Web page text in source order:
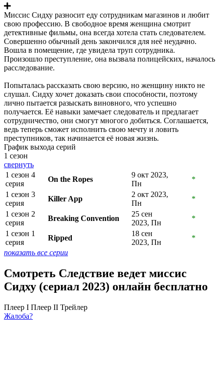
Миссис Сидху разносит еду сотрудникам магазинов и любит
свою профессию. В свободное время женщина смотрит
детективные фильмы, она всегда хотела стать следователем.
Совершенно обычный день закончился для неё неудачно.
Вошла в помещение, где увидела труп сотрудника.
Произошло преступление, она вызвала полицейских, началось
расследование.
Попыталась рассказать свою версию, но женщину никто не
слушал. Сидху хочет доказать свои способности, поэтому
лично пытается разыскать виновного, что успешно
получается. Её навыки замечает следователь и предлагает
сотрудничество, они смогут многого добиться. Соглашается,
ведь теперь сможет исполнить свою мечту и ловить
преступников, так начинается её новая жизнь.
График выхода серий
1 сезон
свернуть
1 сезон 4
серия
On the Ropes
9 окт 2023,
Пн
*
1 сезон 3
серия
Killer App
2 окт 2023,
Пн
*
1 сезон 2
серия
Breaking Convention
25 сен
2023, Пн
*
1 сезон 1
серия
Ripped
18 сен
2023, Пн
*
показать все серии
Смотреть Следствие ведет миссис
Сидху (сериал 2023) онлайн бесплатно
Плеер I Плеер II Трейлер
Жалоба?